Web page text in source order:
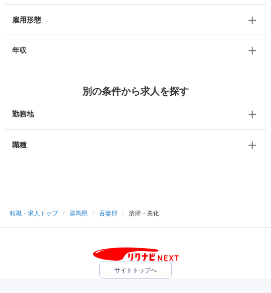
雇用形態
年収
別の条件から求人を探す
勤務地
職種
転職・求人トップ / 群馬県 / 吾妻郡 / 清掃・美化
サイトトップへ